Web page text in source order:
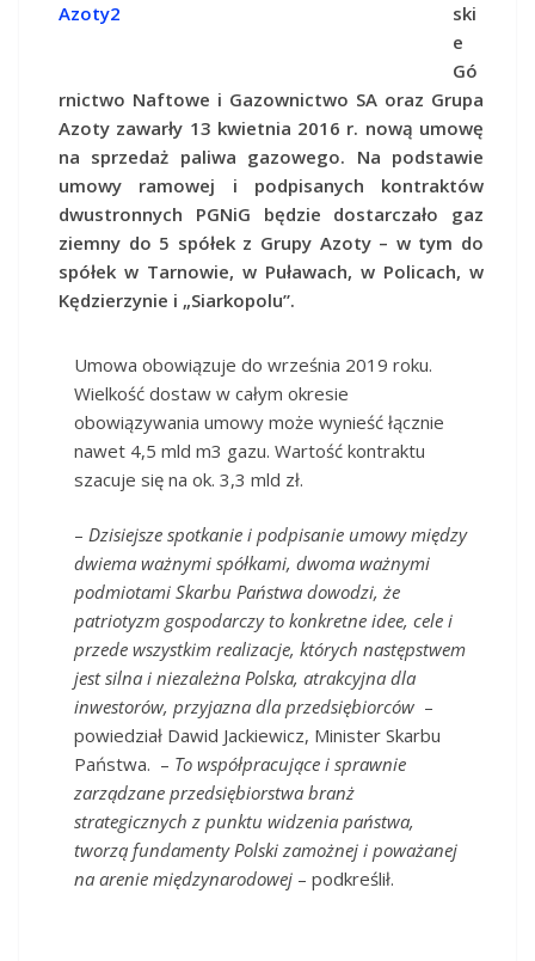
ski
e
Gó
rnictwo Naftowe i Gazownictwo SA oraz Grupa
Azoty zawarły 13 kwietnia 2016 r. nową umowę
na sprzedaż paliwa gazowego. Na podstawie
umowy ramowej i podpisanych kontraktów
dwustronnych PGNiG będzie dostarczało gaz
ziemny do 5 spółek z Grupy Azoty – w tym do
spółek w Tarnowie, w Puławach, w Policach, w
Kędzierzynie i „Siarkopolu”.
Umowa obowiązuje do września 2019 roku.
Wielkość dostaw w całym okresie
obowiązywania umowy może wynieść łącznie
nawet 4,5 mld m3 gazu. Wartość kontraktu
szacuje się na ok. 3,3 mld zł.
– Dzisiejsze spotkanie i podpisanie umowy między
dwiema ważnymi spółkami, dwoma ważnymi
podmiotami Skarbu Państwa dowodzi, że
patriotyzm gospodarczy to konkretne idee, cele i
przede wszystkim realizacje, których następstwem
jest silna i niezależna Polska, atrakcyjna dla
inwestorów, przyjazna dla przedsiębiorców –
powiedział Dawid Jackiewicz, Minister Skarbu
Państwa. – To współpracujące i sprawnie
zarządzane przedsiębiorstwa branż
strategicznych z punktu widzenia państwa,
tworzą fundamenty Polski zamożnej i poważanej
na arenie międzynarodowej – podkreślił.